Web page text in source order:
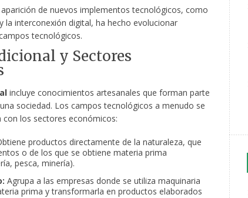
aparición de nuevos implementos tecnológicos, como
la interconexión digital, ha hecho evolucionar
tecnológicos.
y Sectores
incluye conocimientos artesanales que forman parte
sociedad. Los campos tecnológicos a menudo se
los sectores económicos:
productos directamente de la naturaleza, que
o de los que se obtiene materia prima
pesca, minería).
Agrupa a las empresas donde se utiliza maquinaria
prima y transformarla en productos elaborados